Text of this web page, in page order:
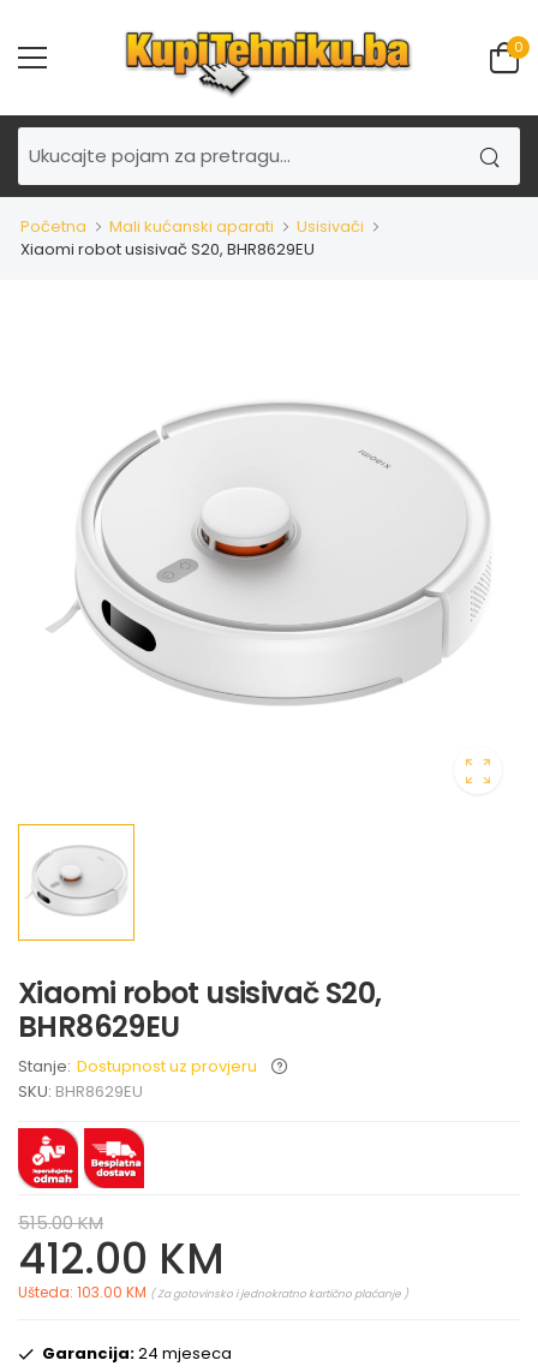
0
Početna Mali kućanski aparati
Usisivači
Xiaomi robot usisivač S20, BHR8629EU
Xiaomi robot usisivač S20,
BHR8629EU
Stanje: Dostupnost uz provjeru
SKU: BHR8629EU
515.00 KM
412.00 KM
Ušteda: 103.00 KM ( Za gotovinsko i jednokratno kartično plaćanje )
Garancija:24 mjeseca